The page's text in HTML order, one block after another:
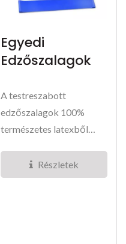
Egyedi
Edzőszalagok
A testreszabott
edzőszalagok 100%
természetes latexből
színváltozatban...
Részletek